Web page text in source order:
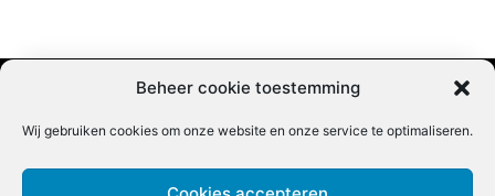
Beheer cookie toestemming
Wij gebruiken cookies om onze website en onze service te optimaliseren.
Nieuwsbrief inschrijven | Partner content